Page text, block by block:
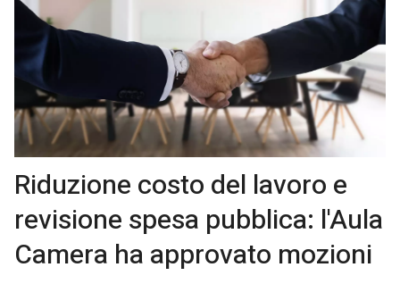
Riduzione costo del lavoro e
revisione spesa pubblica: l'Aula
Camera ha approvato mozioni